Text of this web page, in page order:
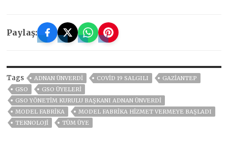
Paylaş:
Tags ADNAN ÜNVERDİ COVİD 19 SALGILI
GAZIANTEP
GSO
GSO ÜYELERİ
GSO YÖNETİM KURULU BAŞKANI ADNAN ÜNVERDİ
MODEL FABRİKA
MODEL FABRİKA HİZMET VERMEYE BAŞLADI
TEKNOLOJİ
TÜM ÜYE